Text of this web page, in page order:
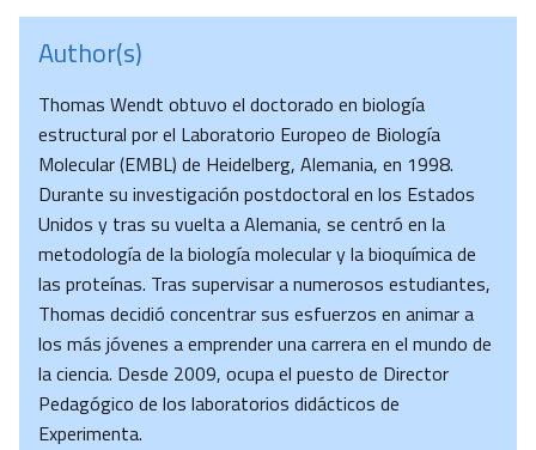
Author(s)
Thomas Wendt obtuvo el doctorado en biología
estructural por el Laboratorio Europeo de Biología
Molecular (EMBL) de Heidelberg, Alemania, en 1998.
Durante su investigación postdoctoral en los Estados
Unidos y tras su vuelta a Alemania, se centró en la
metodología de la biología molecular y la bioquímica de
las proteínas. Tras supervisar a numerosos estudiantes,
Thomas decidió concentrar sus esfuerzos en animar a
los más jóvenes a emprender una carrera en el mundo de
la ciencia. Desde 2009, ocupa el puesto de Director
Pedagógico de los laboratorios didácticos de
Experimenta.